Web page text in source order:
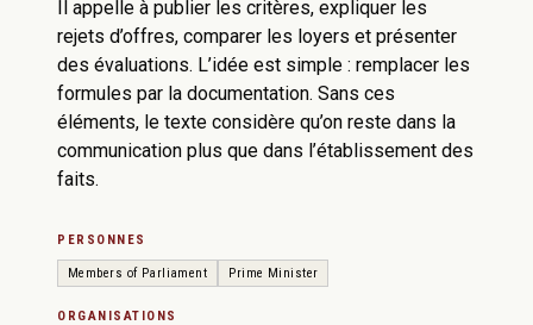
Il appelle à publier les critères, expliquer les
rejets d’offres, comparer les loyers et présenter
des évaluations. L’idée est simple : remplacer les
formules par la documentation. Sans ces
éléments, le texte considère qu’on reste dans la
communication plus que dans l’établissement des
faits.
PERSONNES
Members of Parliament Prime Minister
ORGANISATIONS